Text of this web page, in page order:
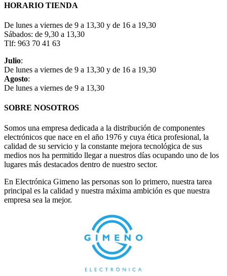
HORARIO TIENDA
De lunes a viernes de 9 a 13,30 y de 16 a 19,30
Sábados: de 9,30 a 13,30
Tlf: 963 70 41 63
Julio:
De lunes a viernes de 9 a 13,30 y de 16 a 19,30
Agosto:
De lunes a viernes de 9 a 13,30
SOBRE NOSOTROS
Somos una empresa dedicada a la distribución de componentes
electrónicos que nace en el año 1976 y cuya ética profesional, la
calidad de su servicio y la constante mejora tecnológica de sus
medios nos ha permitido llegar a nuestros días ocupando uno de los
lugares más destacados dentro de nuestro sector.
En Electrónica Gimeno las personas son lo primero, nuestra tarea
principal es la calidad y nuestra máxima ambición es que nuestra
empresa sea la mejor.